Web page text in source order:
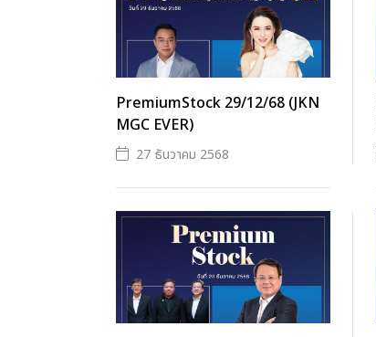
PremiumStock 29/12/68 (JKN
MGC EVER)
27 ธันวาคม 2568